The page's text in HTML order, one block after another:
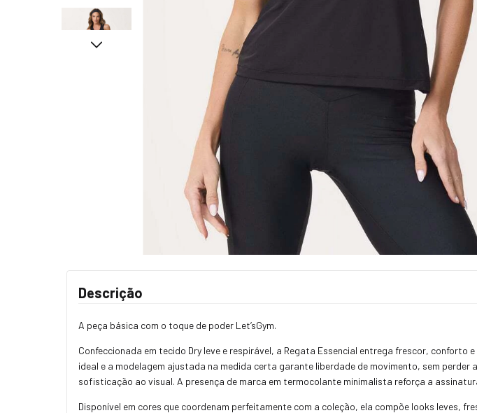
Descrição
A peça básica com o toque de poder Let’sGym.
Confeccionada em tecido Dry leve e respirável, a Regata Essencial entrega frescor,
ideal e a modelagem ajustada na medida certa garante liberdade de movimento, sem
sofisticação ao visual. A presença de marca em termocolante minimalista reforça a
Disponível em cores que coordenam perfeitamente com a coleção, ela compõe looks leves,